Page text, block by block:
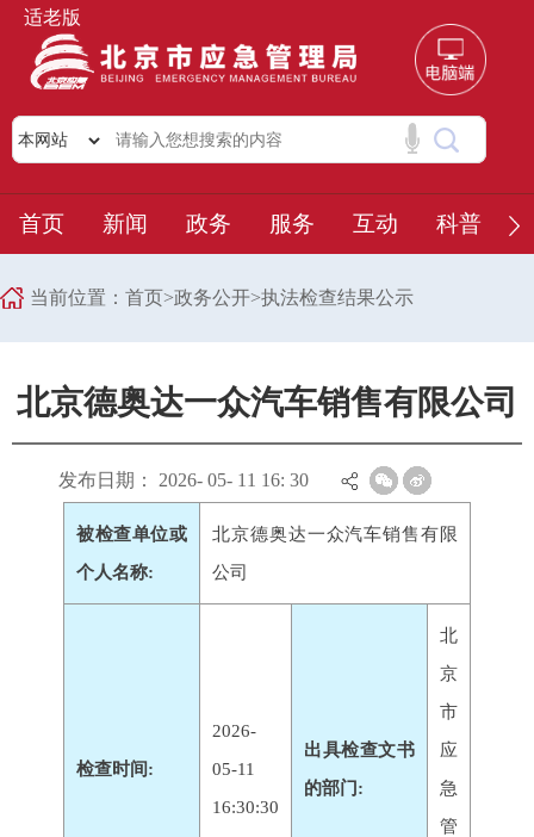
适老版
首页 新闻 政务 服务 互动 科普
当前位置： 首页>政务公开>执法检查结果公示
北京德奥达一众汽车销售有限公司
发布日期： 2026- 05- 11 16: 30
被检查单位或
个人名称:
北京德奥达一众汽车销售有限
公司
检查时间:
2026-
05-11
16:30:30
出具检查文书
的部门:
北
京
市
应
急
管